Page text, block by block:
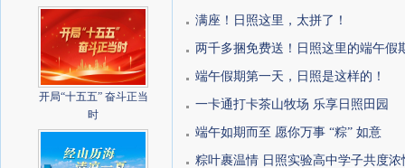
开局“十五五” 奋斗正当
时
满座！日照这里，太拼了！
两千多捆免费送！日照这里的端午假
端午假期第一天，日照是这样的！
一卡通打卡茶山牧场 乐享日照田园
端午如期而至 愿你万事 “粽” 如意
粽叶裹温情 日照实验高中学子共度浓